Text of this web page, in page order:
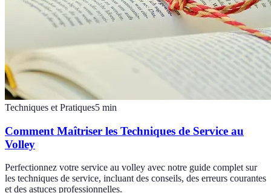
Techniques et Pratiques5 min
Comment Maîtriser les Techniques de Service au
Volley
Perfectionnez votre service au volley avec notre guide complet sur
les techniques de service, incluant des conseils, des erreurs courantes
et des astuces professionnelles.